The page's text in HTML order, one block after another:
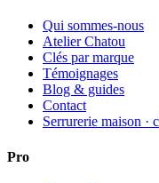
Qui sommes-nous
Atelier Chatou
Clés par marque
Témoignages
Blog & guides
Contact
Serrurerie maison ·
Pro